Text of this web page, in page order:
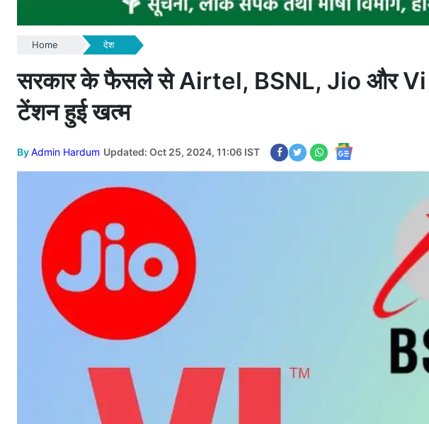
Home देश
सरकार के फैसले से Airtel, BSNL, Jio और Vi
टेंशन हुई खत्म
ByAdmin Hardum Updated: Oct 25, 2024, 11:06 IST